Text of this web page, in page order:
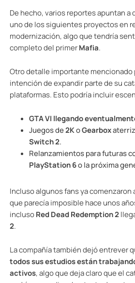
De hecho, varios reportes apuntan a
uno de los siguientes proyectos en
modernización, algo que tendría
completo del primerMafia.
Otro detalle importante mencionado
intención de expandir parte de su
plataformas. Esto podría incluir
GTA VI llegando
Juegos de2KoGearbox
Switch 2.
Relanzamientos para futuras
PlayStation 6o la próxima
Incluso algunos fans ya comenzaron
que parecía imposible hace unos
inclusoRed Dead Redemption 2
2.
La compañía también dejó entrever
todos sus estudios están
activos, algo que deja claro que el